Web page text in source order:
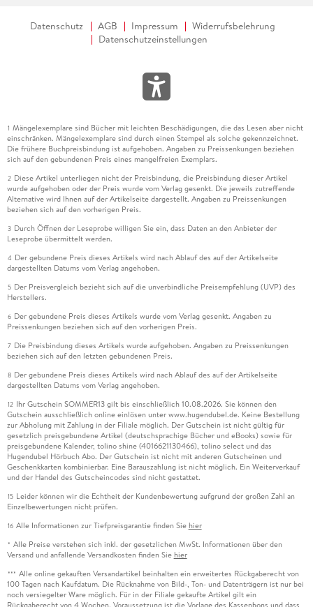
Datenschutz AGB Impressum
Widerrufsbelehrung
Datenschutzeinstellungen
1 Mängelexemplare sind Bücher mit leichten Beschädigungen, die das Lesen aber nicht
einschränken. Mängelexemplare sind durch einen Stempel als solche gekennzeichnet.
Die frühere Buchpreisbindung ist aufgehoben. Angaben zu Preissenkungen beziehen
sich auf den gebundenen Preis eines mangelfreien Exemplars.
2 Diese Artikel unterliegen nicht der Preisbindung, die Preisbindung dieser Artikel
wurde aufgehoben oder der Preis wurde vom Verlag gesenkt. Die jeweils zutreffende
Alternative wird Ihnen auf der Artikelseite dargestellt. Angaben zu Preissenkungen
beziehen sich auf den vorherigen Preis.
3 Durch Öffnen der Leseprobe willigen Sie ein, dass Daten an den Anbieter der
Leseprobe übermittelt werden.
4 Der gebundene Preis dieses Artikels wird nach Ablauf des auf der Artikelseite
dargestellten Datums vom Verlag angehoben.
5 Der Preisvergleich bezieht sich auf die unverbindliche Preisempfehlung (UVP) des
Herstellers.
6 Der gebundene Preis dieses Artikels wurde vom Verlag gesenkt. Angaben zu
Preissenkungen beziehen sich auf den vorherigen Preis.
7 Die Preisbindung dieses Artikels wurde aufgehoben. Angaben zu Preissenkungen
beziehen sich auf den letzten gebundenen Preis.
8 Der gebundene Preis dieses Artikels wird nach Ablauf des auf der Artikelseite
dargestellten Datums vom Verlag angehoben.
12 Ihr Gutschein SOMMER13 gilt bis einschließlich 10.08.2026. Sie können den
Gutschein ausschließlich online einlösen unter www.hugendubel.de. Keine Bestellung
zur Abholung mit Zahlung in der Filiale möglich. Der Gutschein ist nicht gültig für
gesetzlich preisgebundene Artikel (deutschsprachige Bücher und eBooks) sowie für
preisgebundene Kalender, tolino shine (4016621130466), tolino select und das
Hugendubel Hörbuch Abo. Der Gutschein ist nicht mit anderen Gutscheinen und
Geschenkkarten kombinierbar. Eine Barauszahlung ist nicht möglich. Ein Weiterverkauf
und der Handel des Gutscheincodes sind nicht gestattet.
15 Leider können wir die Echtheit der Kundenbewertung aufgrund der großen Zahl an
Einzelbewertungen nicht prüfen.
16 Alle Informationen zur Tiefpreisgarantie finden Sie hier
* Alle Preise verstehen sich inkl. der gesetzlichen MwSt. Informationen über den
Versand und anfallende Versandkosten finden Sie hier
*** Alle online gekauften Versandartikel beinhalten ein erweitertes Rückgaberecht von
100 Tagen nach Kaufdatum. Die Rücknahme von Bild-, Ton- und Datenträgern ist nur bei
noch versiegelter Ware möglich. Für in der Filiale gekaufte Artikel gilt ein